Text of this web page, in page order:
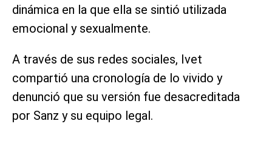
dinámica en la que ella se sintió utilizada
emocional y sexualmente.
A través de sus redes sociales, Ivet
compartió una cronología de lo vivido y
denunció que su versión fue desacreditada
por Sanz y su equipo legal.